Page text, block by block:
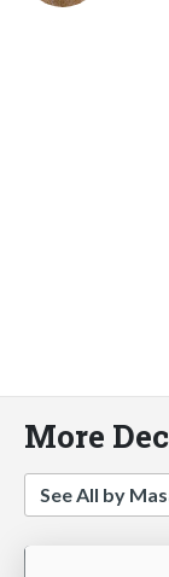
More
See All by